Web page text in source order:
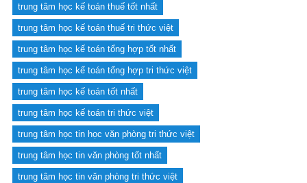
trung tâm học kế toán thuế tốt nhất
trung tâm học kế toán thuế tri thức việt
trung tâm học kế toán tổng hợp tốt nhất
trung tâm học kế toán tổng hợp tri thức việt
trung tâm học kế toán tốt nhất
trung tâm học kế toán tri thức việt
trung tâm học tin học văn phòng tri thức việt
trung tâm học tin văn phòng tốt nhất
trung tâm học tin văn phòng tri thức việt